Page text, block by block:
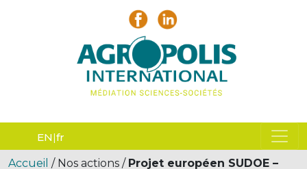
EN fr
Accueil / Nos actions / Projet européen SUDOE –